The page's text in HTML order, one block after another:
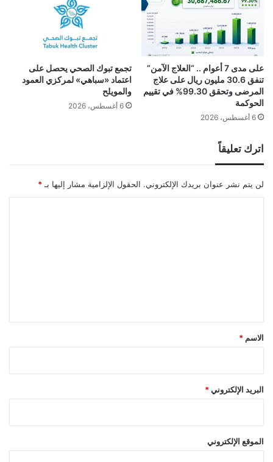
على مدى 7 أعوام .. “العلاج الآمن”
تنفق 30.6 مليون ريال على علاج
المرضى وتحقق 99.30% في تقييم
الحوكمة
6 أغسطس، 2026
تجمع تبوك الصحي يحصل على
اعتماد «سباهي» لمركزي العمود
والمويلح
6 أغسطس، 2026
اترك تعليقاً
لن يتم نشر عنوان بريدك الإلكتروني. الحقول الإلزامية مشار إليها بـ *
*
الاسم *
البريد الإلكتروني*
الموقع الإلكتروني